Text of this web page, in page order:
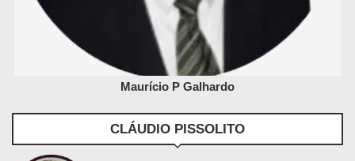
Maurício P Galhardo
CLÁUDIO PISSOLITO